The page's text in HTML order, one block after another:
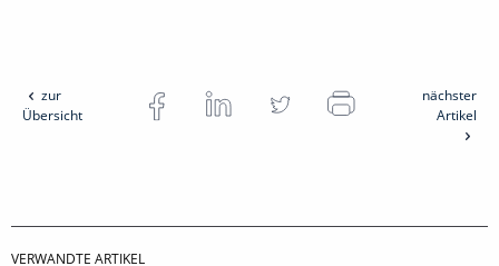
zur
Übersicht
nächster
Artikel
VERWANDTE ARTIKEL